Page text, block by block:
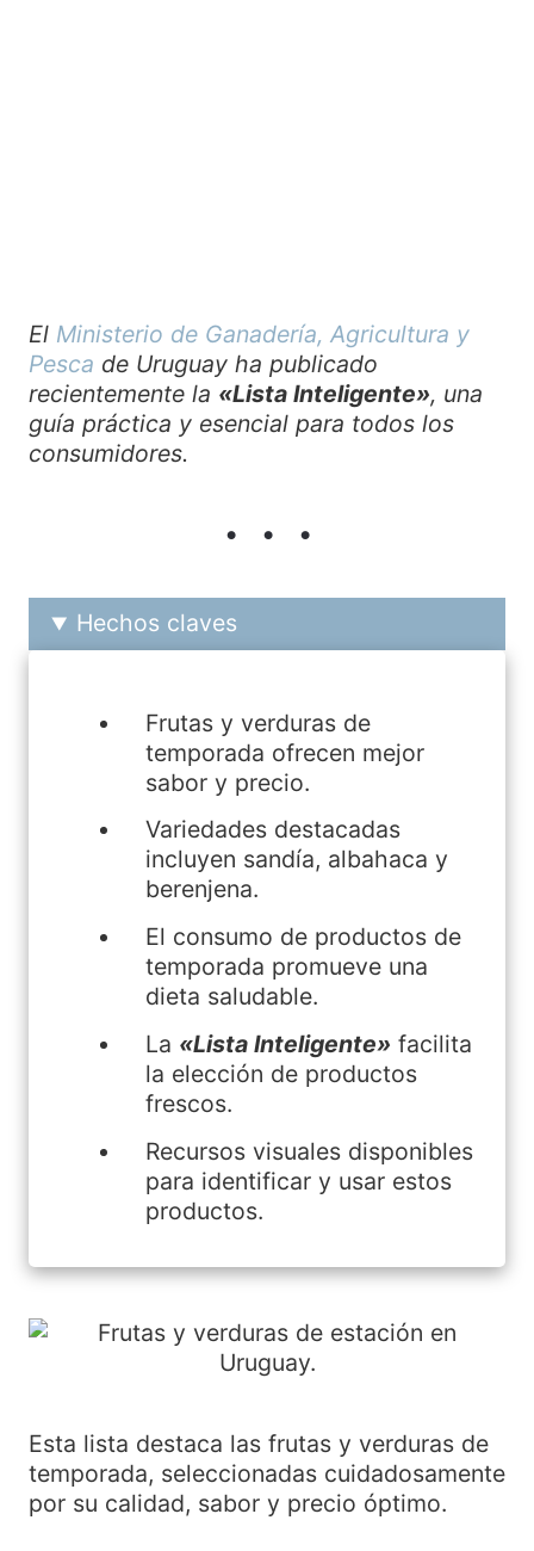
El Ministerio de Ganadería, Agricultura y
Pesca de Uruguay ha publicado
recientemente la «Lista Inteligente», una
guía práctica y esencial para todos los
consumidores.
Hechos claves
Frutas y verduras de
temporada ofrecen mejor
sabor y precio.
Variedades destacadas
incluyen sandía, albahaca y
berenjena.
El consumo de productos de
temporada promueve una
dieta saludable.
La «Lista Inteligente» facilita
la elección de productos
frescos.
Recursos visuales disponibles
para identificar y usar estos
productos.
Esta lista destaca las frutas y verduras de
temporada, seleccionadas cuidadosamente
por su calidad, sabor y precio óptimo.